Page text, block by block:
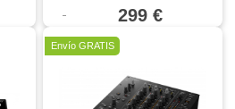
299 €
Envío GRATIS